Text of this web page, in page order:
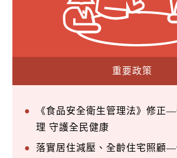
重要政策
《食品安全衛生管理法》修正
理 守護全民健康
落實居住減壓、全齡住宅照顧